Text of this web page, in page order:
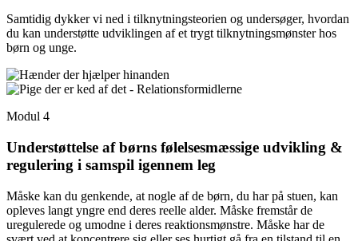
Samtidig dykker vi ned i tilknytningsteorien og undersøger, hvordan
du kan understøtte udviklingen af et trygt tilknytningsmønster hos
børn og unge.
Modul 4
Understøttelse af børns følelsesmæssige udvikling &
regulering i samspil igennem leg
Måske kan du genkende, at nogle af de børn, du har på stuen, kan
opleves langt yngre end deres reelle alder. Måske fremstår de
uregulerede og umodne i deres reaktionsmønstre. Måske har de